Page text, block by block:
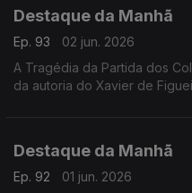
Destaque da Manhã
Ep. 93
02 jun. 2026
A Tragédia da Partida dos
da autoria do Xavier de
Destaque da Manhã
Ep. 92
01 jun. 2026